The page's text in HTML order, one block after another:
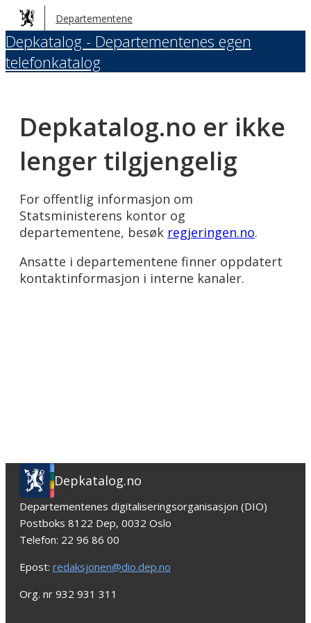
Hopp
til
hovedinnhold
Departementene
Depkatalog - Departementenes egen
telefonkatalog
Depkatalog.no er ikke
lenger tilgjengelig
For offentlig informasjon om
Statsministerens kontor og
departementene, besøk regjeringen.no.
Ansatte i departementene finner oppdatert
kontaktinformasjon i interne kanaler.
Depkatalog.no
Departementenes digitaliseringsorganisasjon (DIO)
Postboks 8122 Dep, 0032 Oslo
Telefon: 22 96 86 00
Epost: redaksjonen@dio.dep.no
Org. nr 932 931 311